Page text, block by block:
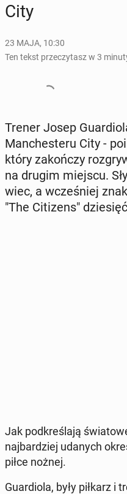
City
23 MAJA, 10:30
Ten tekst przeczytasz w 3
Trener Josep
Man­che­ste­ru City -
który za­koń­czy
na drugim miejscu.
wiec, a wcze­śniej
"The Ci­ti­zens"
Jak pod­kre­śla­ją
naj­bar­dziej udanych
piłce nożnej.
Gu­ar­dio­la, były piłkarz i